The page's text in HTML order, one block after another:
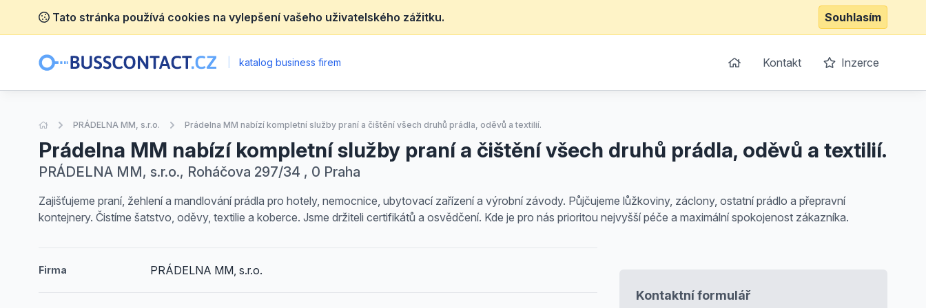
Tato stránka používá cookies na vylepšení vašeho uživatelského zážitku. Souhlasím
katalog business firem Kontakt Inzerce
Úvodní stránka
PRÁDELNA MM, s.r.o. Prádelna MM nabízí kompletní služby praní a čištění všech druhů prádla, oděvů a textilií.
Prádelna MM nabízí kompletní služby praní a čištění všech druhů prádla, oděvů a textilií.
PRÁDELNA MM, s.r.o., Roháčova 297/34 , 0 Praha
Zajišťujeme praní, žehlení a mandlování prádla pro hotely, nemocnice, ubytovací zařízení a výrobní závody. Půjčujeme lůžkoviny, záclony, ostatní prádlo a přepravní
kontejnery. Čistíme šatstvo, oděvy, textilie a koberce. Jsme držiteli certifikátů a osvědčení. Kde je pro nás prioritou nejvyšší péče a maximální spokojenost zákazníka.
Firma PRÁDELNA MM, s.r.o.
Kontaktní formulář